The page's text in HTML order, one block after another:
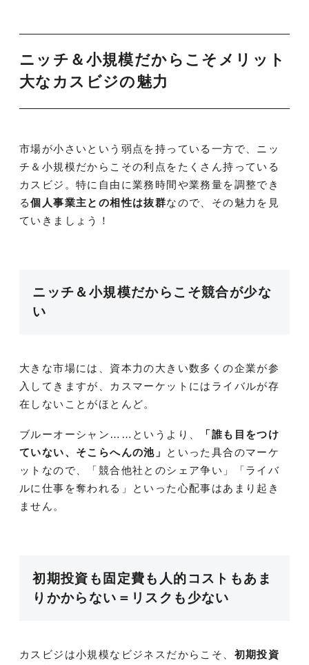
ニッチ＆小規模だからこそメリット
大なカスビジの魅力
市場が小さいという弱点を持っている一方で、ニッ
チ＆小規模だからこその利点をたくさん持っている
カスビジ。特に自由に業務時間や業務量を調整でき
る個人事業主との相性は抜群なので、その魅力を見
ていきましょう！
ニッチ＆小規模だからこそ競合が少な
い
大きな市場には、資本力の大きい数多くの企業が参
入してきますが、カスマーケットにはライバルが存
在しないことがほとんど。
ブルーオーシャン……というより、
「誰も目をつけ
ていない、そこらへんの池」
といった具合のマーケ
ットなので、「競合他社とのシェア争い」「ライバ
ルに仕事を奪われる」といった心配事はあまり起き
ません。
初期投資も固定費も人的コストもあま
りかからない＝リスクも少ない
カスビジは小規模なビジネスだからこそ、 初期投資